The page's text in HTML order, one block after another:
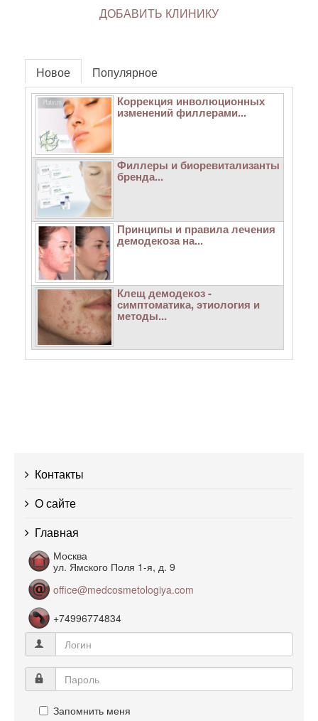
ДОБАВИТЬ КЛИНИКУ
Новое Популярное
Коррекция инволюционных
изменений филлерами...
Филлеры и биоревитализанты
бренда...
Принципы и правила лечения
демодекоза на...
Клещ демодекоз -
симптоматика, этиология и
методы...
Контакты
О сайте
Главная
Москва
ул. Ямского Поля 1-я, д. 9
office@medcosmetologiya.com
+74996774834
Запомнить меня